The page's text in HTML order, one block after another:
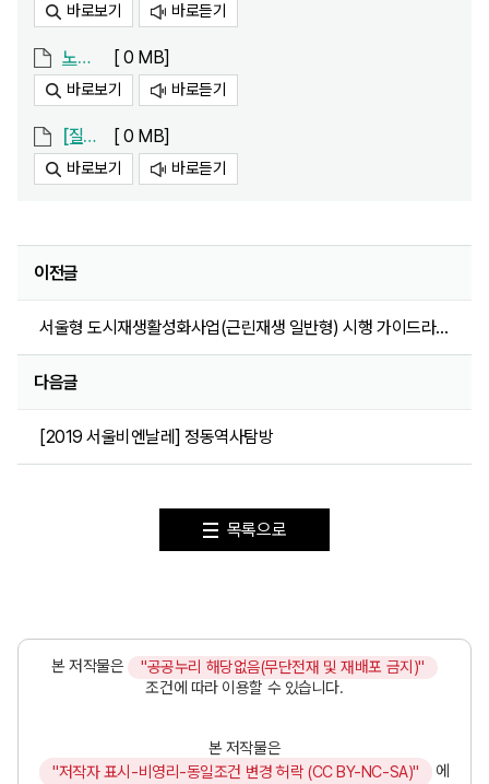
바로보기 바로듣기
노들_용산 공고문_190820.pdf [ 0 MB]
바로보기 바로듣기
[질의답변서]한강보행길 아이디어 공모.hwp [ 0 MB]
바로보기 바로듣기
이전글
서울형 도시재생활성화사업(근린재생 일반형) 시행 가이드라인(근린재생 일반형)
다음글
[2019 서울비엔날레] 정동역사탐방
목록으로
본 저작물은
"공공누리 해당없음(무단전재 및 재배포 금지)"
조건에 따라 이용할 수 있습니다.
본 저작물은
"저작자 표시-비영리-동일조건 변경 허락 (CC BY-NC-SA)"
에